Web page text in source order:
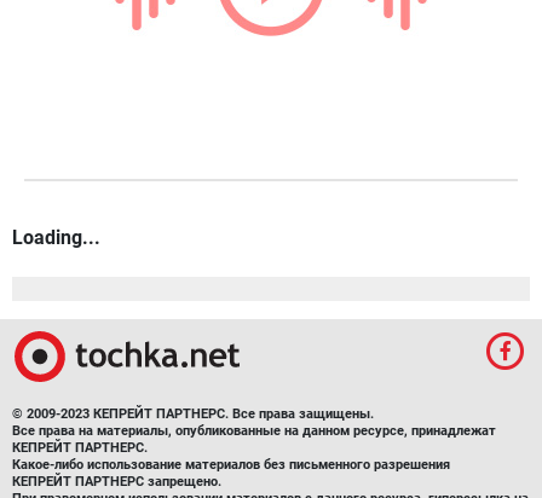
Loading...
© 2009-2023 КЕПРЕЙТ ПАРТНЕРС. Все права защищены.
Все права на материалы, опубликованные на данном ресурсе, принадлежат
КЕПРЕЙТ ПАРТНЕРС.
Какое-либо использование материалов без письменного разрешения
КЕПРЕЙТ ПАРТНЕРС запрещено.